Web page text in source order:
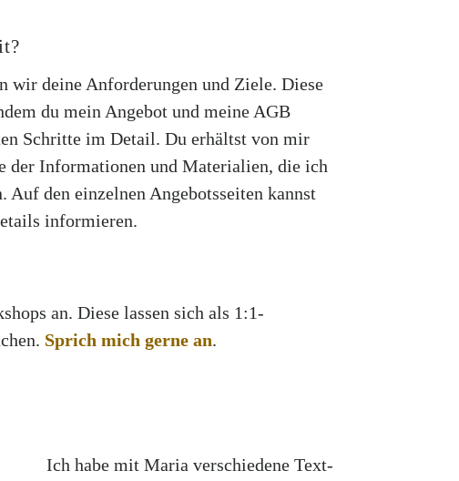
wir deine Anforderungen und Ziele. Diese
du mein Angebot und meine AGB
Schritte im Detail. Du erhältst von mir
der Informationen und Materialien, die ich
den einzelnen Angebotsseiten kannst
informieren.
an. Diese lassen sich als 1:1-
Sprich mich gerne an.
Ich habe mit Maria verschiedene Text-